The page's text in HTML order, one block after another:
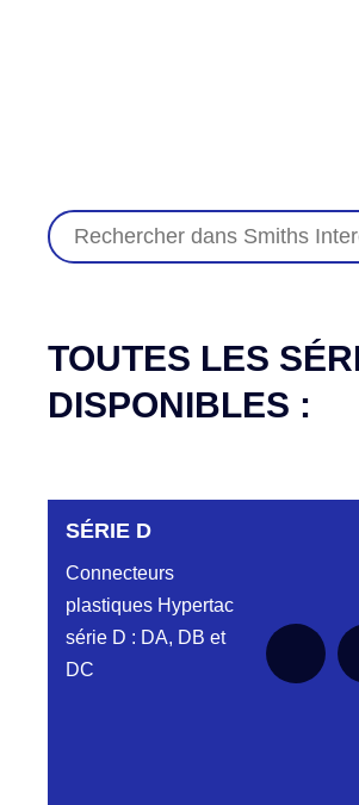
TOUTES LES
DISPONIBLES :
SÉRIE D
Connecteurs
plastiques Hypertac
série D : DA, DB et
DC